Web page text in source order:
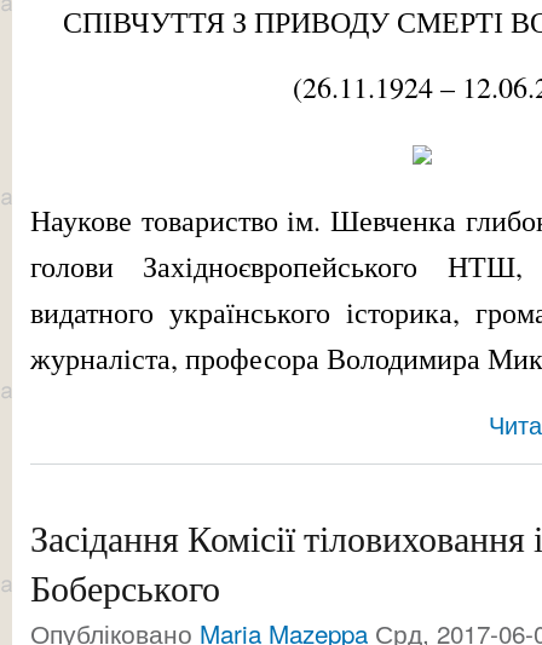
СПІВЧУТТЯ З ПРИВОДУ СМЕРТІ
(26.11.1924 –
Наукове товариство ім. Шевченка
голови Західноєвропейського
видатного українського історика,
журналіста, професора Володимира
Засідання Комісії тіловиховання
Боберського
Опубліковано Maria Mazeppa Срд, 2017-06-